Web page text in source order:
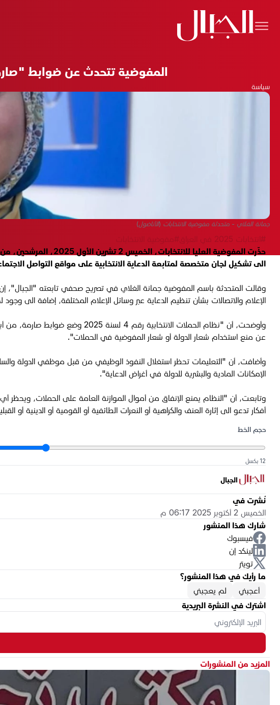
المفوضية تتحدث عن ضوابط
سياسة
جمانة الغلاي - متحدثة مفوضية الانتخابات (الأناضول)
#انتخابات 2025 في العراق
#مفوضية الانتخابات
حذّرت المفوضية العليا
الى تشكيل لجان متخصصة لمتابعة الدعاية الانتخابية على مواقع التواصل
وقالت المتحدثة باسم المفوضية جمانة الغلاي في تصريح صحفي تابعته "الجبال"، إن
الإعلام والاتصالات بشأن تنظيم الدعاية عبر وسائل الإعلام المختلفة، إضافة الى
وأوضحت، أن "نظام الحملات
عن منع استخدام شعار الدولة أو شعار المفوضية في الحملات".
وأضافت، أن "التعليمات تحظر استغلال النفوذ الوظيفي من قبل موظفي الدولة
الإمكانات المادية والبشرية للدولة في أغراض الدعاية".
وتابعت، أن "النظام يمنع الإنفاق من أموال الموازنة العامة على الحملات،
أفكار تدعو الى إثارة العنف والكراهية أو النعرات الطائفية أو القومية أو الدينية أو
حجم الخط
12 بكسل
الجبال
نُشرت في
الخميس 2 أكتوبر 2025 06:17 م
شارك هذا المنشور
فيسبوك
لينكد إن
تويتر
ما رأيك في هذا المنشور؟
أعجبني
لم يعجبني
اشترك في النشرة البريدية
المزيد من المنشورات